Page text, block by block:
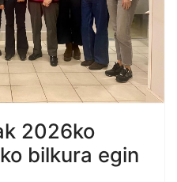
2026ko
bilkura egin